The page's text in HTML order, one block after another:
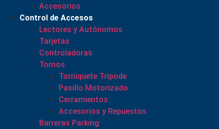
Accesorios
Control de Accesos
Lectores y Autónomos
Tarjetas
Controladoras
Tornos
Torniquete Tripode
Pasillo Motorizado
Cerramientos
Accesorios y Repuestos
Barreras Parking